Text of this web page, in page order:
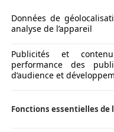
Données de
analyse de l’appareil
Publicités et
performance des
d’audience et
Fonctions essentielles de